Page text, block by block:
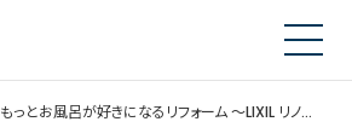
もっとお風呂が好きになるリフォーム ～LIXIL リノビオV ～